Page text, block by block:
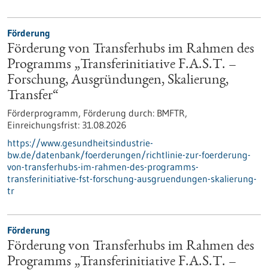
Förderung
Förderung von Transferhubs im Rahmen des
Programms „Transferinitiative F.A.S.T. –
Forschung, Ausgründungen, Skalierung,
Transfer“
Förderprogramm, Förderung durch: BMFTR,
Einreichungsfrist: 31.08.2026
https://www.gesundheitsindustrie-
bw.de/datenbank/foerderungen/richtlinie-zur-foerderung-
von-transferhubs-im-rahmen-des-programms-
transferinitiative-fst-forschung-ausgruendungen-skalierung-
tr
Förderung
Förderung von Transferhubs im Rahmen des
Programms „Transferinitiative F.A.S.T. –